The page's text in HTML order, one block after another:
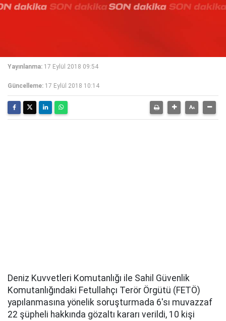
Yayınlanma: 17 Eylül 2018 09:54
Güncelleme: 17 Eylül 2018 10:14
Deniz Kuvvetleri Komutanlığı ile Sahil Güvenlik
Komutanlığındaki Fetullahçı Terör Örgütü (FETÖ)
yapılanmasına yönelik soruşturmada 6'sı muvazzaf
22 şüpheli hakkında gözaltı kararı verildi, 10 kişi